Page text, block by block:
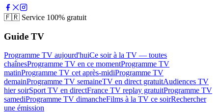
🇫🇷 Service 100% gratuit
Guide TV
Programme TV aujourd'huiCe soir à la TV — toutes
chaînesProgramme TV en ce momentProgramme TV
matinProgramme TV cet après-midiProgramme TV
demainProgramme TV semaineTV en direct gratuitAudiences TV
hier soirSport TV en directFrance TV replay gratuitProgramme TV
samediProgramme TV dimancheFilms à la TV ce soirRechercher
une émission